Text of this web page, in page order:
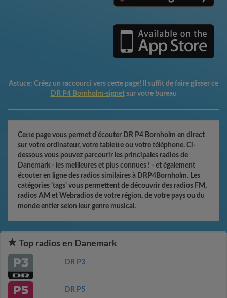
Astuce: Créez un raccourci vers cette page! Il suffit de faire glisser ce
DR P4 Bornholm-signet sur votre bureau
Cette page vous permet d'écouter DR P4 Bornholm en direct
sur votre ordinateur, votre tablette ou votre téléphone. Ci-
dessous vous pouvez parcourir les principales radios de
Danemark - les meilleures et plus connues ! - et également
écouter en ligne des radios similaires à DRP4Bornholm. Les
catégories 'tags' vous permettent de découvrir des radios FM,
radios AM et Webradios de votre région, de votre pays ou du
monde entier selon leur genre musical.
Top radios en Danemark
DR P3
DR P5